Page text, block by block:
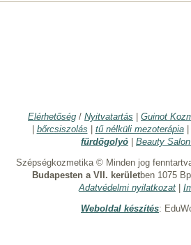
Elérhetőség / Nyitvatartás Guinot
bőrcsiszolás tű nélküli mezoterápia|
fürdőgolyó
Beauty
Szépségkozmetika © Minden jog
Budapesten a VII. kerületben 1075
Adatvédelmi nyilatkozat
Weboldal készítés: